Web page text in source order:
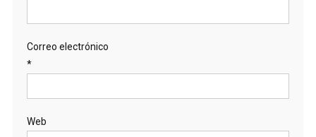
Correo electrónico
*
Web